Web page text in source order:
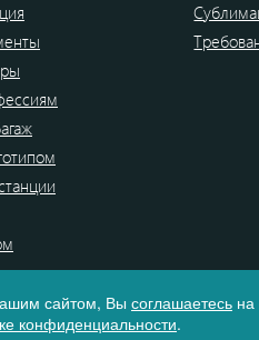
сайтом, Вы соглашаетесь
конфиденциальности.